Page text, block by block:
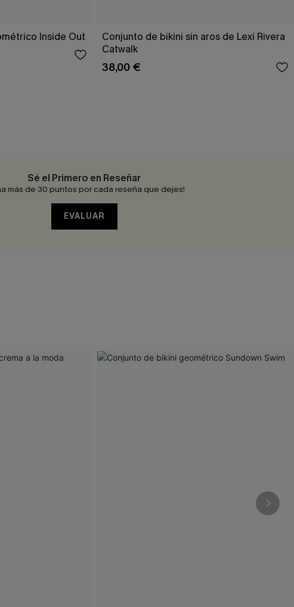
Inside Out
Conjunto de bikini sin aros de Lexi Rivera
Catwalk
38,00 €
Sé el Primero en Reseñar
más de 30 puntos por cada reseña que dejes!
EVALUAR